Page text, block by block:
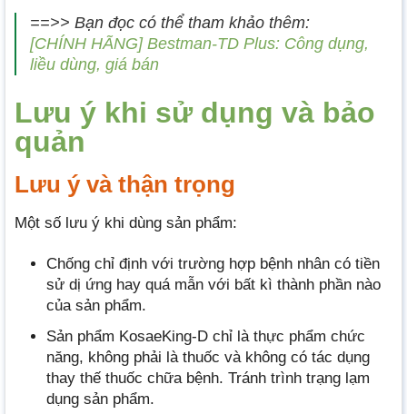
==>> Bạn đọc có thể tham khảo thêm:
[CHÍNH HÃNG] Bestman-TD Plus: Công dụng,
liều dùng, giá bán
Lưu ý khi sử dụng và bảo
quản
Lưu ý và thận trọng
Một số lưu ý khi dùng sản phẩm:
Chống chỉ định với trường hợp bệnh nhân có tiền
sử dị ứng hay quá mẫn với bất kì thành phần nào
của sản phẩm.
Sản phẩm KosaeKing-D chỉ là thực phẩm chức
năng, không phải là thuốc và không có tác dụng
thay thế thuốc chữa bệnh. Tránh trình trạng lạm
dụng sản phẩm.